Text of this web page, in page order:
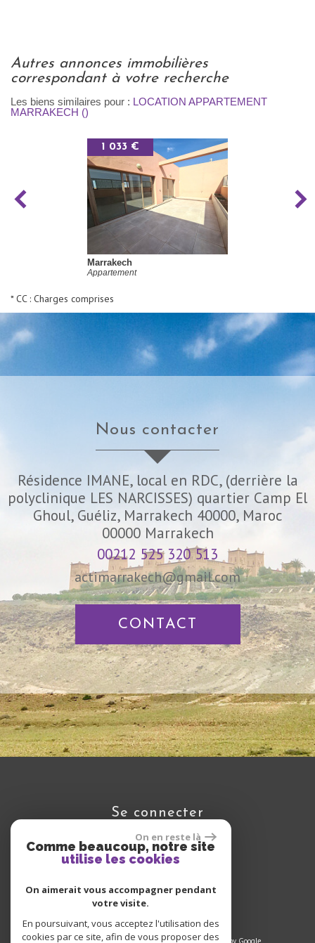
On en reste là
Comme beaucoup, notre site
utilise les cookies
On aimerait vous accompagner pendant
votre visite.
En poursuivant, vous acceptez l'utilisation des
cookies par ce site, afin de vous proposer des
autres annonces immobilières
correspondant à votre recherche
Les biens similaires pour : LOCATION APPARTEMENT
MARRAKECH ()
1 033 €
Marrakech
Appartement
* CC : Charges comprises
nous contacter
Résidence IMANE, local en RDC, (derrière la
polyclinique LES NARCISSES) quartier Camp El
Ghoul, Guéliz, Marrakech 40000, Maroc
00000 Marrakech
00212 525 320 513
actimarrakech@gmail.com
CONTACT
se connecter
Espace propriétaire